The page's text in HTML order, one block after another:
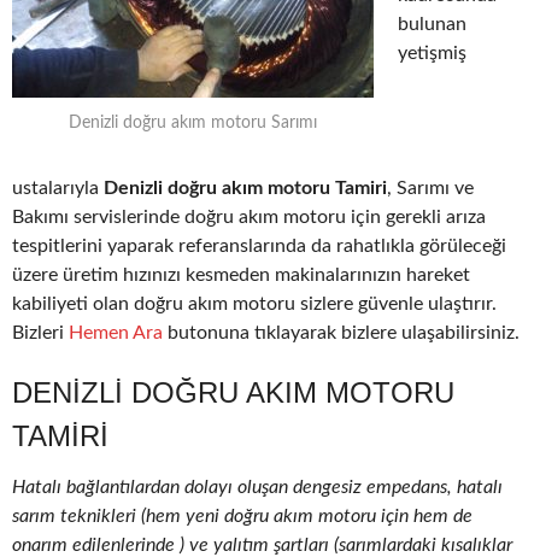
Denizli doğru akım motoru Sarımı
bulunan
yetişmiş
ustalarıyla Denizli doğru akım motoru Tamiri, Sarımı ve
Bakımı servislerinde doğru akım motoru için gerekli arıza
tespitlerini yaparak referanslarında da rahatlıkla görüleceği
üzere üretim hızınızı kesmeden makinalarınızın hareket
kabiliyeti olan doğru akım motoru sizlere güvenle ulaştırır.
Bizleri Hemen Ara butonuna tıklayarak bizlere ulaşabilirsiniz.
DENIZLI DOĞRU AKIM MOTORU
TAMIRI
Hatalı bağlantılardan dolayı oluşan dengesiz empedans, hatalı
sarım teknikleri (hem yeni doğru akım motoru için hem de
onarım edilenlerinde ) ve yalıtım şartları (sarımlardaki kısalıklar